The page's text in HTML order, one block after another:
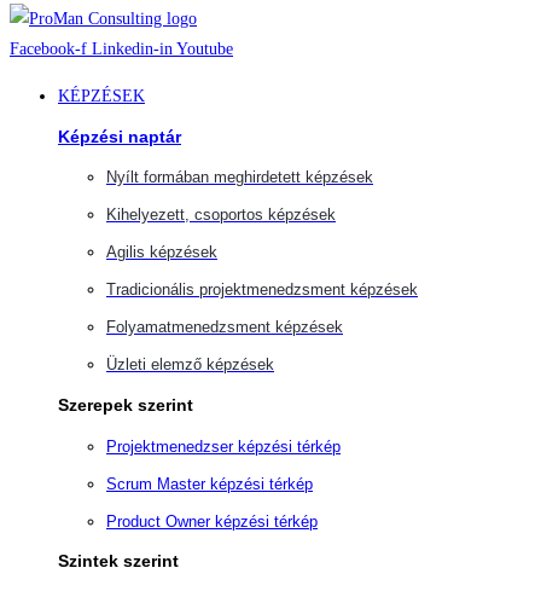
Facebook-f Linkedin-in Youtube
KÉPZÉSEK
Képzési naptár
Nyílt formában meghirdetett képzések
Kihelyezett, csoportos képzések
Agilis képzések
Tradicionális projektmenedzsment képzések
Folyamatmenedzsment képzések
Üzleti elemző képzések
Szerepek szerint
Projektmenedzser képzési térkép
Scrum Master képzési térkép
Product Owner képzési térkép
Szintek szerint